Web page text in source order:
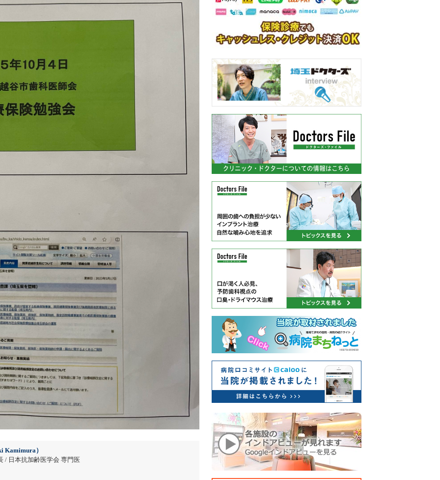
Kamimura）
/ 日本抗加齢医学会 専門医